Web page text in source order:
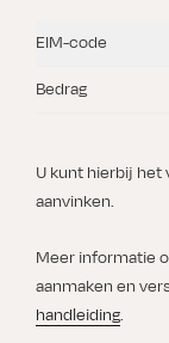
EIM-code
Bedrag
U kunt hierbij het
aanvinken.
Meer informatie
aanmaken en
handleiding.